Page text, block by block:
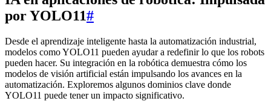
por YOLO11#
Desde el aprendizaje inteligente hasta la automatización industrial,
modelos como YOLO11 pueden ayudar a redefinir lo que los robots
pueden hacer. Su integración en la robótica demuestra cómo los
modelos de visión artificial están impulsando los avances en la
automatización. Exploremos algunos dominios clave donde
YOLO11 puede tener un impacto significativo.